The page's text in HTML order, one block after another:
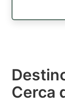
Cerca